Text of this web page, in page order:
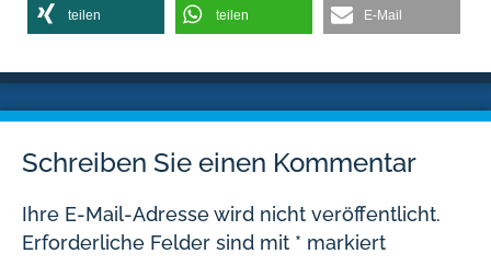
teilen teilen E-Mail
Schreiben Sie einen Kommentar
Ihre E-Mail-Adresse wird nicht veröffentlicht.
Erforderliche Felder sind mit * markiert